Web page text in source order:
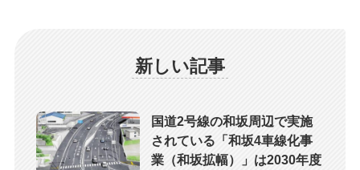
新しい記事
国道2号線の和坂周辺で実施
されている「和坂4車線化事
業（和坂拡幅）」は2030年度